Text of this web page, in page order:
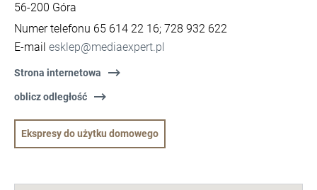
56-200 Góra
Numer telefonu 65 614 22 16; 728 932 622
E-mail esklep@mediaexpert.pl
Strona internetowa
oblicz odległość
Ekspresy do użytku domowego